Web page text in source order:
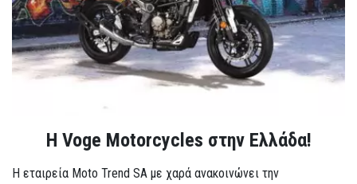
H Voge Motorcycles στην Ελλάδα!
Η εταιρεία Moto Trend SA με χαρά ανακοινώνει την